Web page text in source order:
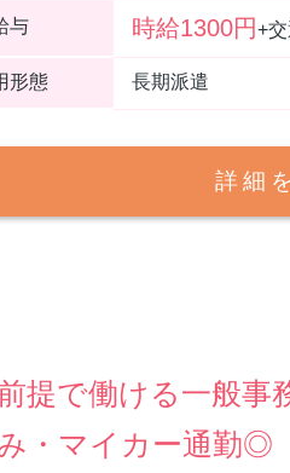
与 時給1300円+
形態 長期派遣
詳細
提で働ける一般
・マイカー通勤◎